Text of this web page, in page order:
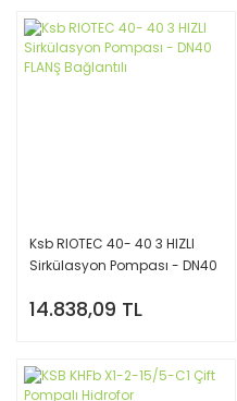
Ksb RIOTEC 40- 40 3 HIZLI
Sirkülasyon Pompası - DN40
14.838,09 TL